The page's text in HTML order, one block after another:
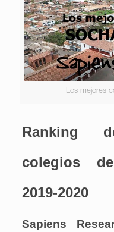
Los mejores
Ranking
colegios
2019-2020
Sapiens